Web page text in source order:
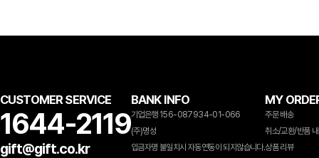
CUSTOMER SERVICE
1644-2119
gift@gift.co.kr
BANK INFO
기업은행 156-087934-01-066
(주)명성
입금자명 불일치시 자동연동이 되지않습니다.
MY
주문 배송
취소/교환/반품
상품 리뷰